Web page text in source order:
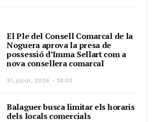
El Ple del Consell Comarcal de la
Noguera aprova la presa de
possessió d’Imma Sellart com a
nova consellera comarcal
31, juliol, 2026 - 14:03
Balaguer busca limitar els horaris
dels locals comercials